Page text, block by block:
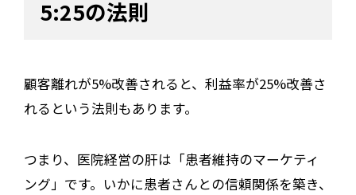
5:25の法則
顧客離れが5%改善されると、利益率が25%改善さ
れるという法則もあります。
つまり、医院経営の肝は「患者維持のマーケティ
ング」です。いかに患者さんとの信頼関係を築き、